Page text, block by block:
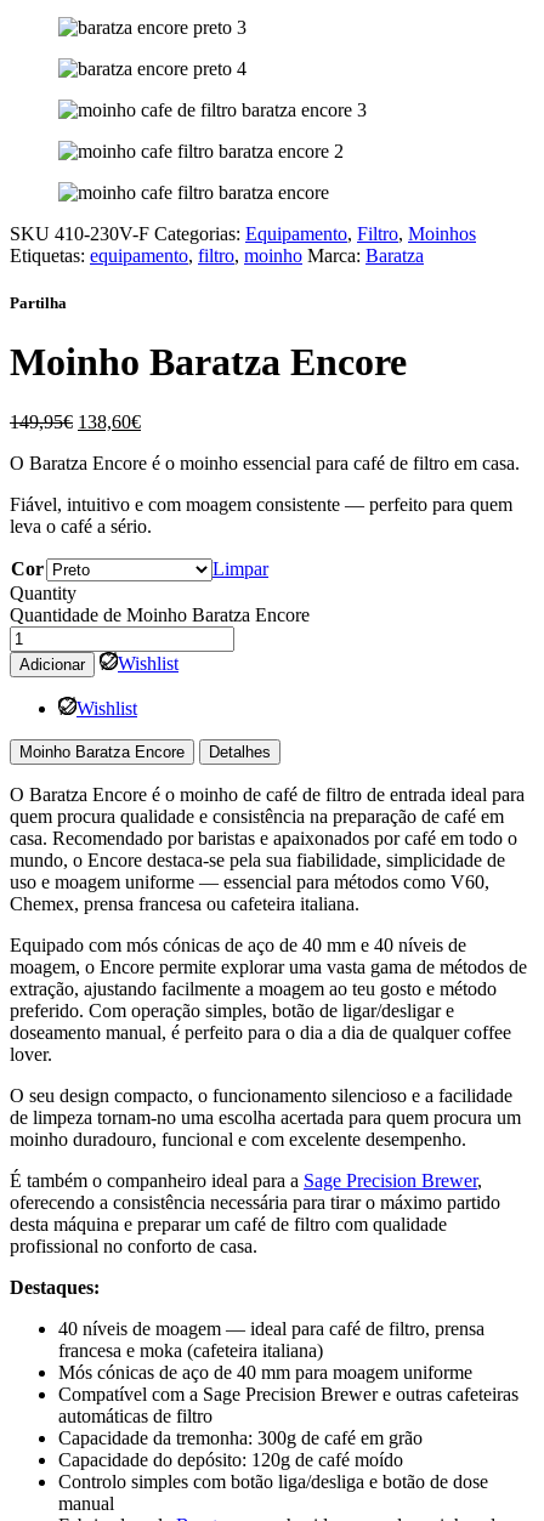
SKU 410-230V-F Categorias: Equipamento, Filtro, Moinhos
Etiquetas: equipamento, filtro, moinho Marca: Baratza
Partilha
Moinho Baratza Encore
149,95€ 138,60€
O Baratza Encore é o moinho essencial para café de filtro em casa.
Fiável, intuitivo e com moagem consistente — perfeito para quem
leva o café a sério.
Cor
Limpar
Quantity
Quantidade de Moinho Baratza Encore
Adicionar Wishlist
Wishlist
Moinho Baratza Encore Detalhes
O Baratza Encore é o moinho de café de filtro de entrada ideal para
quem procura qualidade e consistência na preparação de café em
casa. Recomendado por baristas e apaixonados por café em todo o
mundo, o Encore destaca-se pela sua fiabilidade, simplicidade de
uso e moagem uniforme — essencial para métodos como V60,
Chemex, prensa francesa ou cafeteira italiana.
Equipado com mós cónicas de aço de 40 mm e 40 níveis de
moagem, o Encore permite explorar uma vasta gama de métodos de
extração, ajustando facilmente a moagem ao teu gosto e método
preferido. Com operação simples, botão de ligar/desligar e
doseamento manual, é perfeito para o dia a dia de qualquer coffee
lover.
O seu design compacto, o funcionamento silencioso e a facilidade
de limpeza tornam-no uma escolha acertada para quem procura um
moinho duradouro, funcional e com excelente desempenho.
É também o companheiro ideal para a Sage Precision Brewer,
oferecendo a consistência necessária para tirar o máximo partido
desta máquina e preparar um café de filtro com qualidade
profissional no conforto de casa.
Destaques:
40 níveis de moagem — ideal para café de filtro, prensa
francesa e moka (cafeteira italiana)
Mós cónicas de aço de 40 mm para moagem uniforme
Compatível com a Sage Precision Brewer e outras cafeteiras
automáticas de filtro
Capacidade da tremonha: 300g de café em grão
Capacidade do depósito: 120g de café moído
Controlo simples com botão liga/desliga e botão de dose
manual